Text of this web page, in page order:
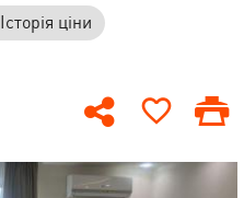
Історія ціни